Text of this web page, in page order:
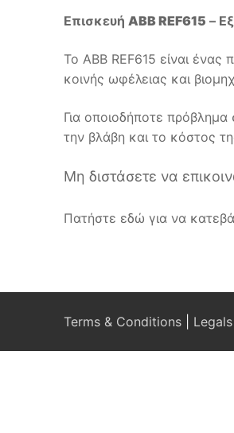
Επισκευή ABB REF615 –
Το ABB REF615 είναι
κοινής ωφέλειας και
Για οποιοδήποτε πρόβλημα
την βλάβη και το κόστος
Μη διστάσετε να
Πατήστε εδώ για να
Terms & Conditions Legals